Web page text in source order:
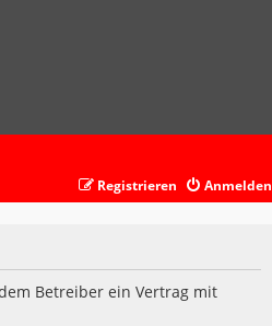
Anmelden
Registrieren
Betreiber ein Vertrag mit